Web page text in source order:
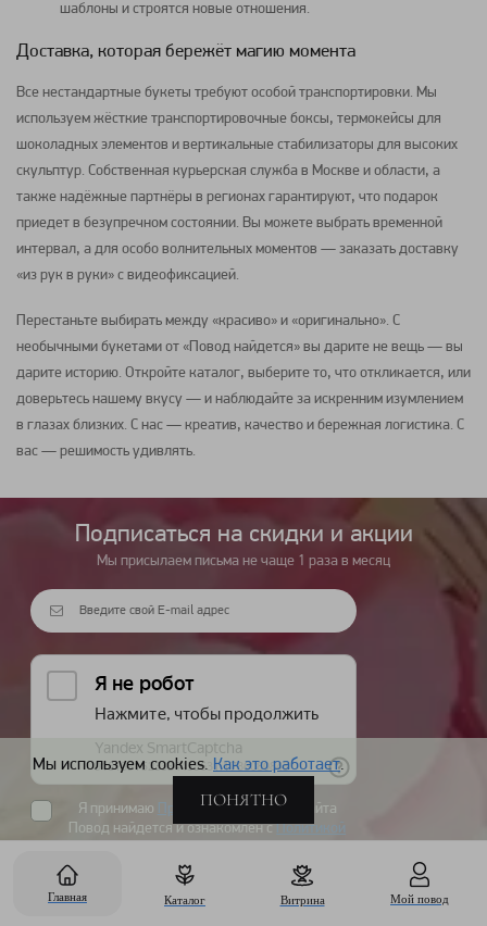
Мы используем cookies. Как это работает.
ПОНЯТНО
шаблоны и строятся новые отношения.
Доставка, которая бережёт магию момента
Все нестандартные букеты требуют особой транспортировки. Мы
используем жёсткие транспортировочные боксы, термокейсы для
шоколадных элементов и вертикальные стабилизаторы для высоких
скульптур. Собственная курьерская служба в Москве и области, а
также надёжные партнёры в регионах гарантируют, что подарок
приедет в безупречном состоянии. Вы можете выбрать временной
интервал, а для особо волнительных моментов — заказать доставку
«из рук в руки» с видеофиксацией.
Перестаньте выбирать между «красиво» и «оригинально». С
необычными букетами от «Повод найдется» вы дарите не вещь — вы
дарите историю. Откройте каталог, выберите то, что откликается, или
доверьтесь нашему вкусу — и наблюдайте за искренним изумлением
в глазах близких. С нас — креатив, качество и бережная логистика. С
вас — решимость удивлять.
Подписаться на cкидки и акции
Мы присылаем письма не чаще 1 раза в месяц
Я принимаю Правила пользования
сайта
Повод найдется и ознакомлен сПолитикой
передаем ваши данные и храним их в
безопасности.
Главная Каталог Витрина Мой повод